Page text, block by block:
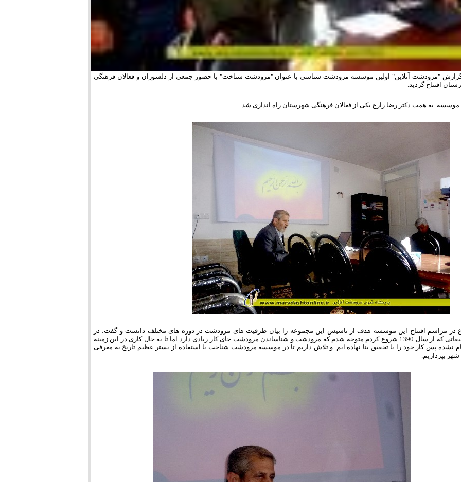
"مرودشت آنلاین" اولین موسسه مرودشت شناسی با عنوان "مرودشت شناخت" با حضور جمعی از دلسوزان و فعالان فرهنگی
افتتاح گردید.
موسسه به همت دکتر رضا زارع یکی از فعالان فرهنگی شهرستان راه اندازی شد.
در مراسم افتتاح این موسسه هدف از تاسیس این مجموعه را بیان ظرفیت های مرودشت در دوره های مختلف دانست و گفت: در
تحقیقاتی که از سال 1390 شروع کردم متوجه شدم که مرودشت و شناساندن مرودشت جای کار زیادی دارد اما تا به حال کاری در این زمینه
نشده پس کار خود را با تحقیق بنا نهاده ایم. و تلاش داریم تا در موسسه مرودشت شناخت با استفاده از بستر عظیم تاریخ به معرفی
شهر بپردازیم.